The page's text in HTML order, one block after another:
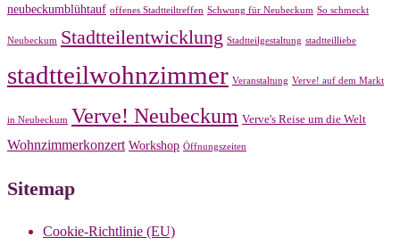
neubeckumblühtauf offenes Stadtteiltreffen Schwung für Neubeckum So schmeckt
Neubeckum Stadtteilentwicklung Stadtteilgestaltung stadtteilliebe
stadtteilwohnzimmer Veranstaltung Verve! auf dem Markt
in Neubeckum Verve! Neubeckum Verve's Reise um die Welt
Wohnzimmerkonzert Workshop Öffnungszeiten
Sitemap
Cookie-Richtlinie (EU)